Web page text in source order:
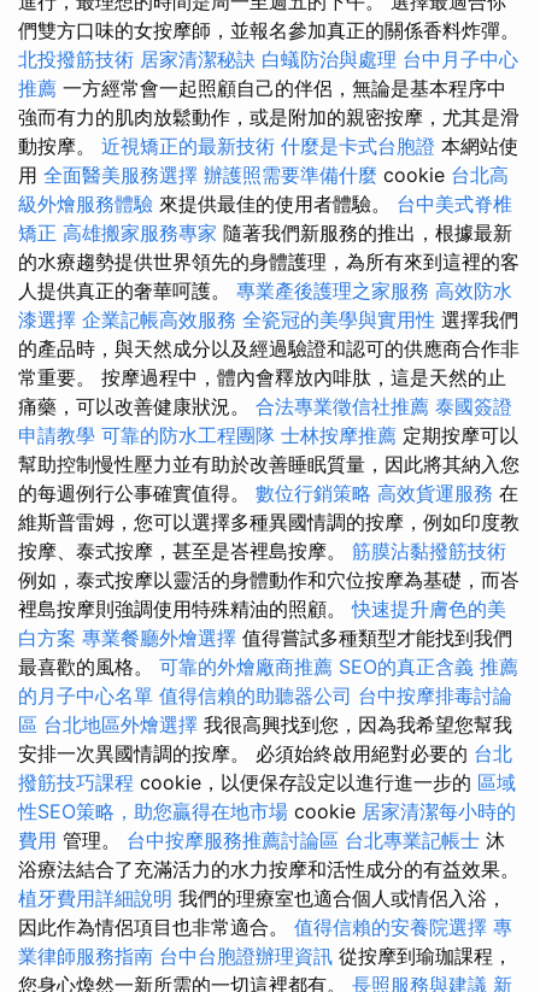
們雙方口味的女按摩師，並報名參加真正的關係香料炸彈。
北投撥筋技術 居家清潔秘訣 白蟻防治與處理 台中月子中心
推薦 一方經常會一起照顧自己的伴侶，無論是基本程序中
強而有力的肌肉放鬆動作，或是附加的親密按摩，尤其是滑
動按摩。 近視矯正的最新技術 什麼是卡式台胞證 本網站使
用 全面醫美服務選擇 辦護照需要準備什麼 cookie 台北高
級外燴服務體驗 來提供最佳的使用者體驗。 台中美式脊椎
矯正 高雄搬家服務專家 隨著我們新服務的推出，根據最新
的水療趨勢提供世界領先的身體護理，為所有來到這裡的客
人提供真正的奢華呵護。 專業產後護理之家服務 高效防水
漆選擇 企業記帳高效服務 全瓷冠的美學與實用性 選擇我們
的產品時，與天然成分以及經過驗證和認可的供應商合作非
常重要。 按摩過程中，體內會釋放內啡肽，這是天然的止
痛藥，可以改善健康狀況。 合法專業徵信社推薦 泰國簽證
申請教學 可靠的防水工程團隊 士林按摩推薦 定期按摩可以
幫助控制慢性壓力並有助於改善睡眠質量，因此將其納入您
的每週例行公事確實值得。 數位行銷策略 高效貨運服務 在
維斯普雷姆，您可以選擇多種異國情調的按摩，例如印度教
按摩、泰式按摩，甚至是峇裡島按摩。 筋膜沾黏撥筋技術
例如，泰式按摩以靈活的身體動作和穴位按摩為基礎，而峇
裡島按摩則強調使用特殊精油的照顧。快速提升膚色的美
白方案 專業餐廳外燴選擇 值得嘗試多種類型才能找到我們
最喜歡的風格。 可靠的外燴廠商推薦 SEO的真正含義 推薦
的月子中心名單 值得信賴的助聽器公司 台中按摩排毒討論
區 台北地區外燴選擇 我很高興找到您，因為我希望您幫我
安排一次異國情調的按摩。 必須始終啟用絕對必要的 台北
撥筋技巧課程 cookie，以便保存設定以進行進一步的 區域
性SEO策略，助您贏得在地市場 cookie 居家清潔每小時的
費用 管理。 台中按摩服務推薦討論區 台北專業記帳士 沐
浴療法結合了充滿活力的水力按摩和活性成分的有益效果。
植牙費用詳細說明 我們的理療室也適合個人或情侶入浴，
因此作為情侶項目也非常適合。 值得信賴的安養院選擇 專
業律師服務指南 台中台胞證辦理資訊 從按摩到瑜珈課程，
您身心煥然一新所需的一切這裡都有。 長照服務與建議 新